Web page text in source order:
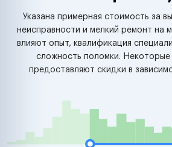
Указана примерная стоимость за
неисправности и мелкий ремонт на
влияют опыт, квалификация
сложность поломки. Некоторые
предоставляют скидки в